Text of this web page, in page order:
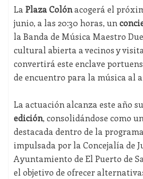
La Plaza Colónacogerá el
junio, a las 20:30 horas, un
la Banda de Música Maestro
cultural abierta a vecinos y
convertirá este enclave
de encuentro para la música al
La actuación alcanza este año su
edición, consolidándose como
destacada dentro de la
impulsada por la Concejalía de
Ayuntamiento de El Puerto de
el objetivo de ofrecer